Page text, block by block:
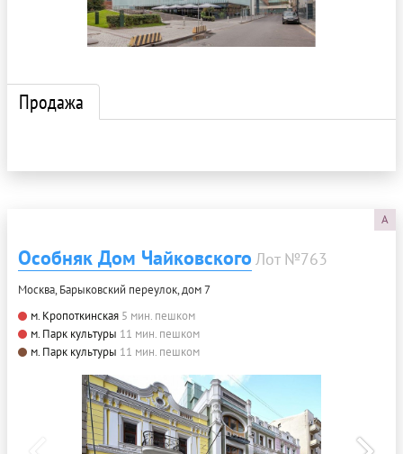
Продажа
A
Особняк Дом Чайковского Лот №763
Москва, Барыковский переулок, дом 7
м. Кропоткинская 5 мин. пешком
м. Парк культуры 11 мин. пешком
м. Парк культуры 11 мин. пешком